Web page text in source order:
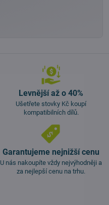
Levnější až o 40%
Ušetřete stovky Kč koupí
kompatibilních dílů.
Garantujeme nejnižší cenu
U nás nakoupíte vždy nejvýhodněji a
za nejlepší cenu na trhu.